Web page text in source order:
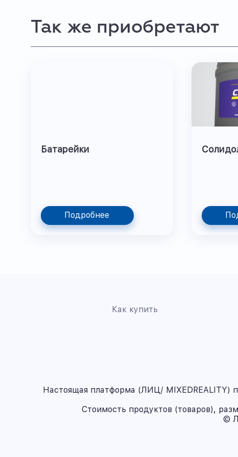
Так же приобретают
Батарейки
Подробнее
Как купить
Настоящая платформа (ЛИЦ/ MIXEDREALITY)
Стоимость продуктов (товаров),
©